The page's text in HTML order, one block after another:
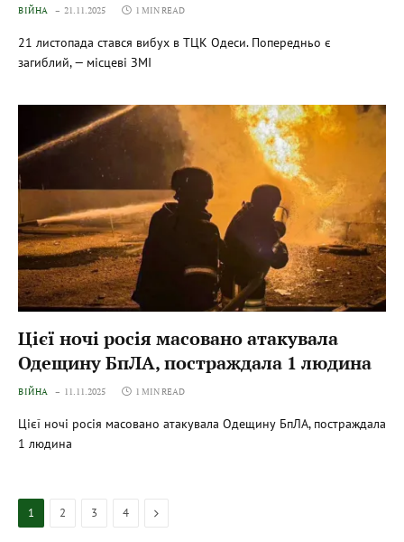
ВІЙНА 21.11.2025 1 MIN READ
21 листопада стався вибух в ТЦК Одеси. Попередньо є
загиблий, — місцеві ЗМІ
Цієї ночі росія масовано атакувала
Одещину БпЛА, постраждала 1 людина
ВІЙНА 11.11.2025 1 MIN READ
Цієї ночі росія масовано атакувала Одещину БпЛА, постраждала
1 людина
1 2 3 4 Next